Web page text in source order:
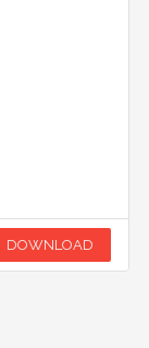
DOWNLOAD